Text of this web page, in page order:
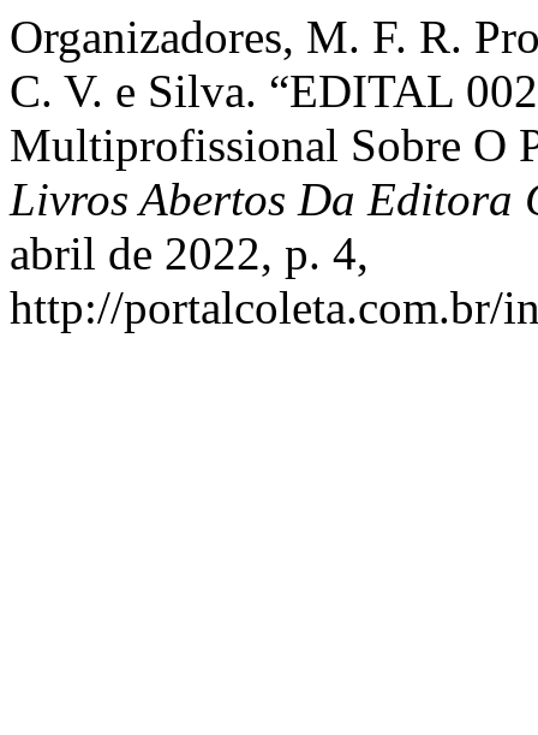
Organizadores, M. F. R.
C. V. e Silva. “EDITAL
Multiprofissional Sobre O
Livros Abertos Da Editora
abril de 2022, p. 4,
http://portalcoleta.com.br/